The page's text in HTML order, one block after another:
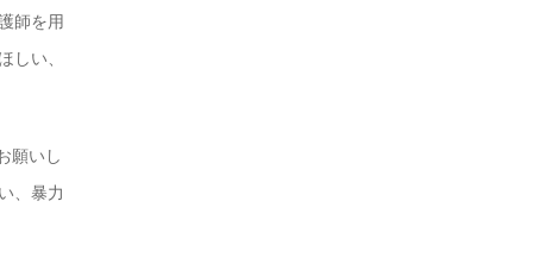
師を用
しい、
願いし
、暴力